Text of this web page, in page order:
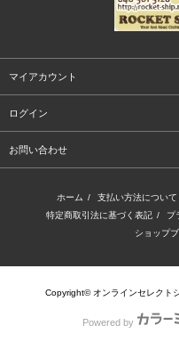
マイアカウント
ログイン
お問い合わせ
ホーム / 支払い方法について
特定商取引法に基づく表記 / プ
ショップ
Copyright© オンラインセレクト
Powered by